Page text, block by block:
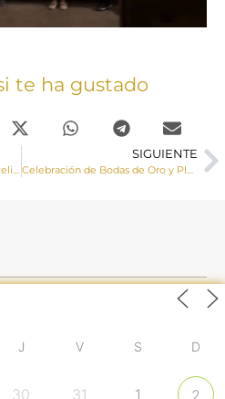
te ha gustado
Carta semanal del Sr. Obispo: «Religiones y amistad social»
SIGUIENTE
Celebración de Bodas de Oro y Plata matrimoniales
J V S D
30 31 1 2